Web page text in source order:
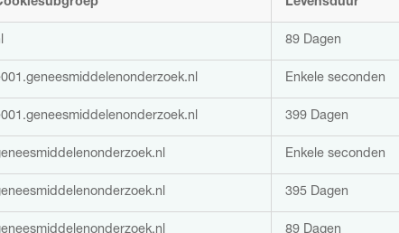
Levensduur
89 Dagen
Enkele seconden
399 Dagen
Enkele seconden
395 Dagen
89 Dagen